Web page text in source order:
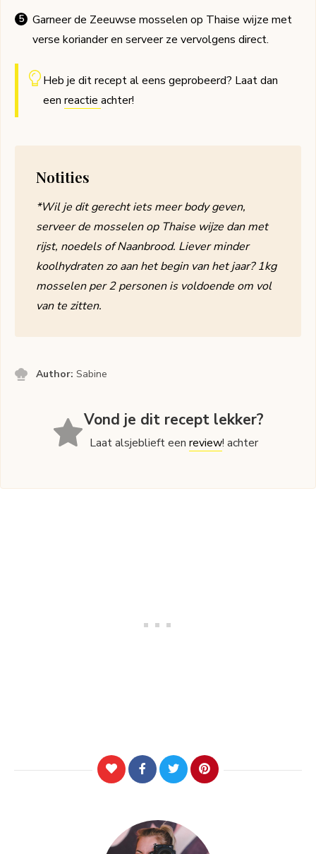
Garneer de Zeeuwse mosselen op Thaise wijze met
verse koriander en serveer ze vervolgens direct.
Heb je dit recept al eens geprobeerd? Laat dan
een reactie achter!
Notities
*Wil je dit gerecht iets meer body geven,
serveer de mosselen op Thaise wijze dan met
rijst, noedels of Naanbrood. Liever minder
koolhydraten zo aan het begin van het jaar? 1kg
mosselen per 2 personen is voldoende om vol
van te zitten.
Author:Sabine
Vond je dit recept lekker?
Laat alsjeblieft eenreview! achter